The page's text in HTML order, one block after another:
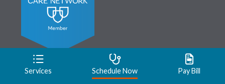
Services Schedule Now Pay Bill